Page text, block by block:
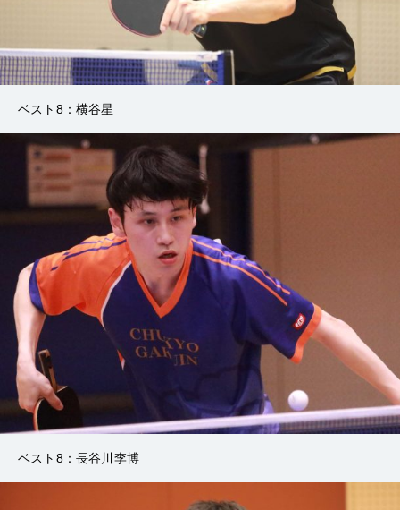
ベスト8：横谷星
ベスト8：長谷川李博